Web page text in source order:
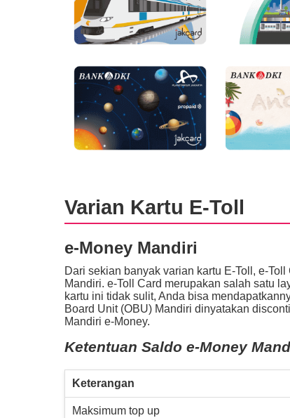
Varian Kartu E-Toll
e-Money Mandiri
Dari sekian banyak varian kartu E-Toll, e-
Mandiri. e-Toll Card merupakan salah satu
kartu ini tidak sulit, Anda bisa
Board Unit (OBU) Mandiri dinyatakan
Mandiri e-Money.
Ketentuan Saldo e-Money
Keterangan
Maksimum top up